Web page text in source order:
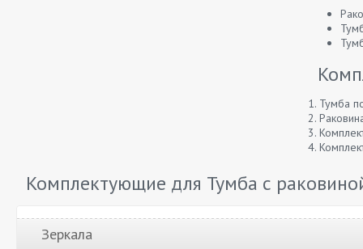
1. Тумба
2.
3.
4.
Комплектующие для Тумба с
Зеркала